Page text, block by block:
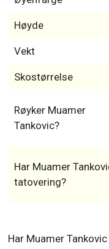
Høyde
Vekt
Skostørrelse
Røyker Muamer
Tankovic?
Har Muamer
tatovering?
Har Muamer